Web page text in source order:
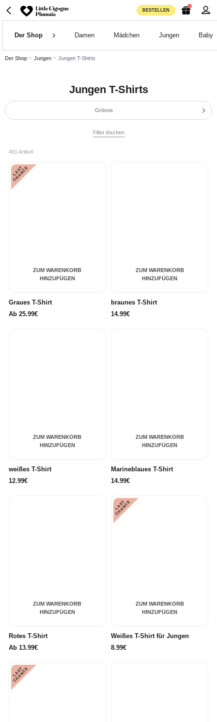
BESTELLEN
Der Shop Damen Mädchen Jungen Baby
Der Shop Jungen Jungen T-Shirts
Jungen T-Shirts
Grösse
Filter löschen
491 Artikel
ZUM WARENKORB
HINZUFÜGEN
L
A
S
T
C
H
A
N
C
E
Graues T-Shirt
Ab 25.99€
ZUM WARENKORB
HINZUFÜGEN
braunes T-Shirt
14.99€
ZUM WARENKORB
HINZUFÜGEN
weißes T-Shirt
12.99€
ZUM WARENKORB
HINZUFÜGEN
Marineblaues T-Shirt
14.99€
ZUM WARENKORB
HINZUFÜGEN
Rotes T-Shirt
Ab 13.99€
ZUM WARENKORB
HINZUFÜGEN
L
A
S
T
C
H
A
N
C
E
Weißes T-Shirt für Jungen
8.99€
L
A
S
T
C
H
A
N
C
E